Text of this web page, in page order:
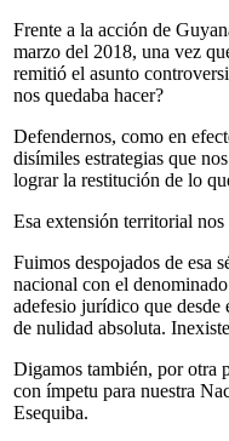
Frente a la acción de
marzo del 2018, una vez
remitió el asunto
nos quedaba hacer?
Defendernos, como en
disímiles estrategias que
lograr la restitución de lo
Esa extensión territorial nos
Fuimos despojados de esa
nacional con el
adefesio jurídico que
de nulidad absoluta.
Digamos también, por otra
con ímpetu para nuestra
Esequiba.